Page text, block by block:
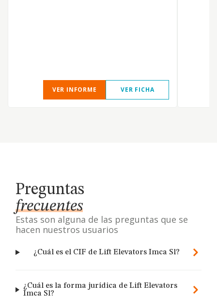
VER INFORME VER FICHA
Preguntas
frecuentes
Estas son alguna de las preguntas que se
hacen nuestros usuarios
¿Cuál es el CIF de Lift Elevators Imca Sl?
¿Cuál es la forma jurídica de Lift Elevators
Imca Sl?